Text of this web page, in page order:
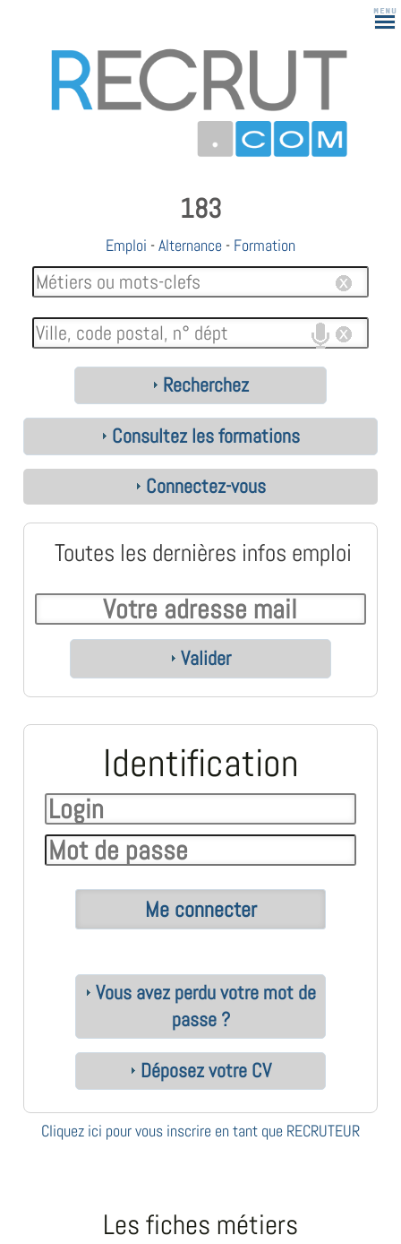
183
Emploi -Alternance - Formation
Recherchez
Consultez les formations
Connectez-vous
Toutes les dernières infos emploi
Valider
Identification
Vous avez perdu votre mot de
passe ?
Déposez votre CV
Cliquez ici pour vous inscrire en tant que RECRUTEUR
Les fiches métiers